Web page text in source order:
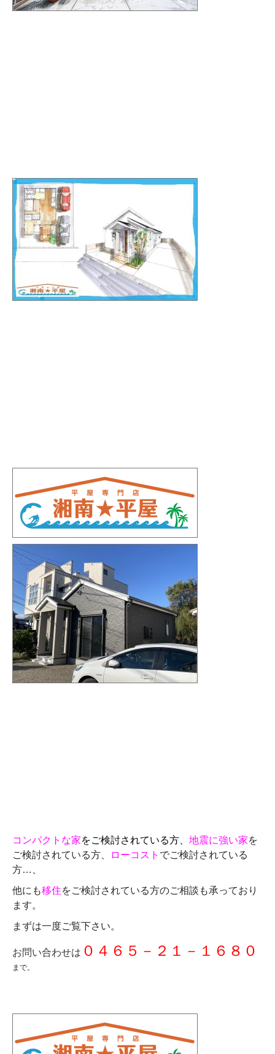
コンパクトな家をご検討されている方、 地震に強い家を
ご検討されている方、
ローコスト でご検討されている
方…、
他にも移住をご検討されている方のご相談も承っており
ます。
まずは一度ご覧下さい。
お問い合わせは ０４６５－２１－１６８０
まで。